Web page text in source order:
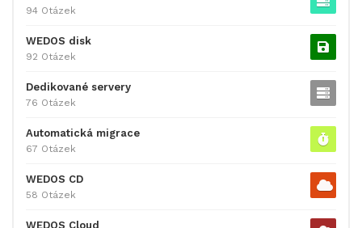
94 Otázek
WEDOS disk
92 Otázek
Dedikované servery
76 Otázek
Automatická migrace
67 Otázek
WEDOS CD
58 Otázek
WEDOS Cloud